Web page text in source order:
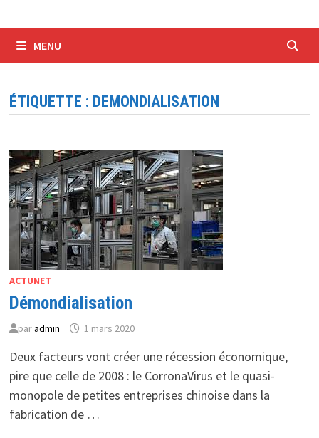
MENU
ÉTIQUETTE : DEMONDIALISATION
ACTUNET
Démondialisation
paradmin 1 mars 2020
Deux facteurs vont créer une récession économique,
pire que celle de 2008 : le CorronaVirus et le quasi-
monopole de petites entreprises chinoise dans la
fabrication de …